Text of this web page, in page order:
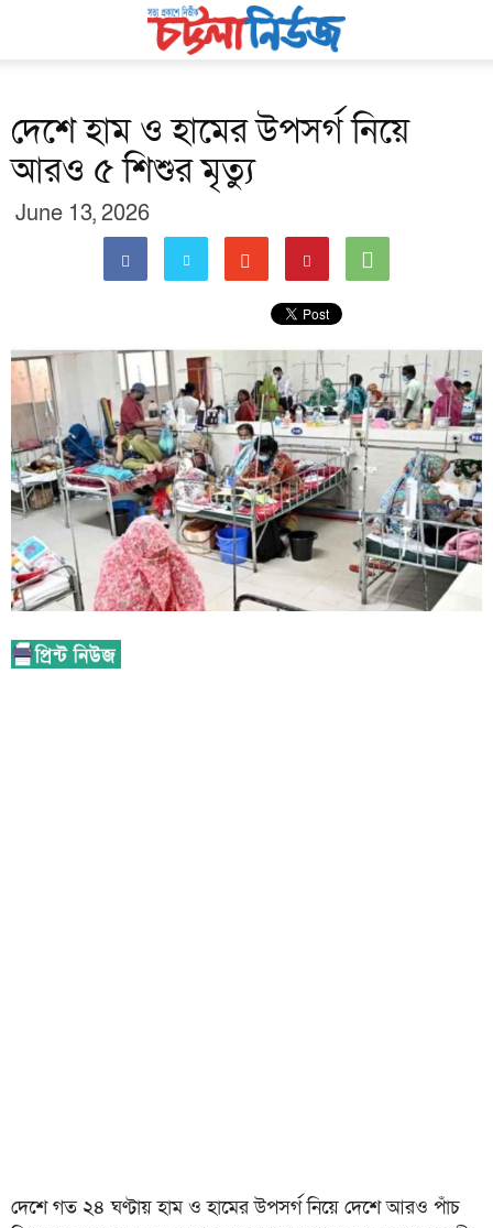
দেশে হাম ও হামের উপসর্গ নিয়ে
আরও ৫ শিশুর মৃত্যু
June 13, 2026
দেশে গত ২৪ ঘণ্টায় হাম ও হামের উপসর্গ নিয়ে দেশে আরও পাঁচ